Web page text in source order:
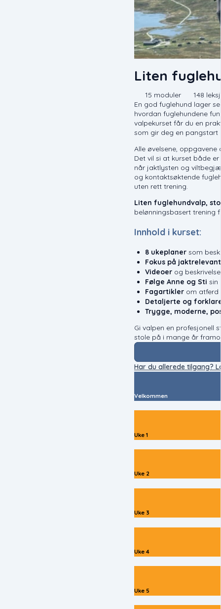
Liten
15 moduler
148
En god fuglehund lager
hvordan fuglehundene
valpekurset får du en
som gir deg en pangstart
Alle øvelsene,
Det vil si at kurset både
når jaktlysten og
og kontaktsøktende
uten rett trening.
Liten fuglehundvalp,
belønningsbasert trening
Innhold i kurset:
8 ukeplaner som
Fokus på
Videoerog
Følge Anne og Sti sin
Fagartiklerom atferd
Detaljerte og
Trygge, moderne,
Gi valpen en profesjonell
stole på i mange år
Har du allerede tilgang?
Velkommen
Uke 1
Uke 2
Uke 3
Uke 4
Uke 5